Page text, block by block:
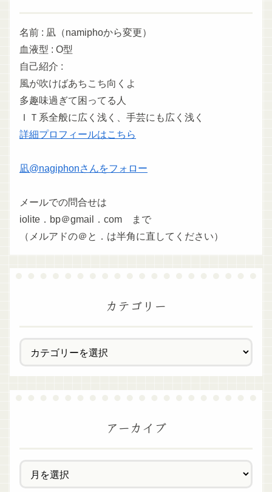
名前 : 凪（namiphoから変更）
血液型 : O型
自己紹介 :
風が吹けばあちこち向くよ
多趣味過ぎて困ってる人
ＩＴ系全般に広く浅く、手芸にも広く浅く
詳細プロフィールはこちら
凪@nagiphonさんをフォロー
メールでの問合せは
iolite．bp＠gmail．com まで
（メルアドの＠と．は半角に直してください）
カテゴリー
アーカイブ